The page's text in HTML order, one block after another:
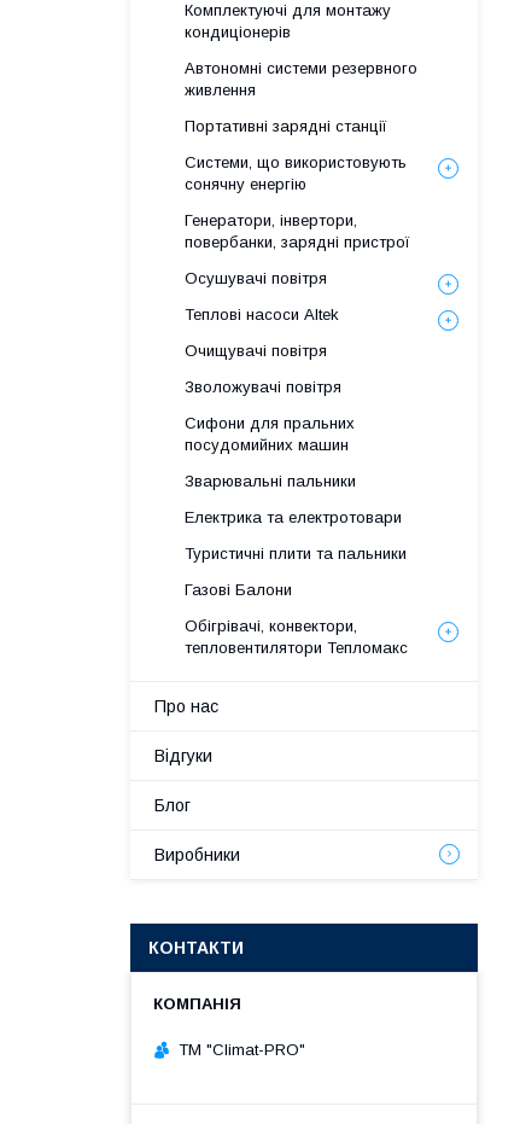
Комплектуючі для монтажу
кондиціонерів
Автономні системи резервного
живлення
Портативні зарядні станції
Системи, що використовують
сонячну енергію
Генератори, інвертори,
повербанки, зарядні пристрої
Осушувачі повітря
Теплові насоси Altek
Очищувачі повітря
Зволожувачі повітря
Сифони для пральних
посудомийних машин
Зварювальні пальники
Електрика та електротовари
Туристичні плити та пальники
Газові Балони
Обігрівачі, конвектори,
тепловентилятори Тепломакс
Про нас
Відгуки
Блог
Виробники
КОНТАКТИ
ТМ "Climat-PRO"